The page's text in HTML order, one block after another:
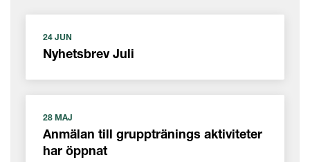
24 JUN
Nyhetsbrev Juli
28 MAJ
Anmälan till grupptränings aktiviteter
har öppnat